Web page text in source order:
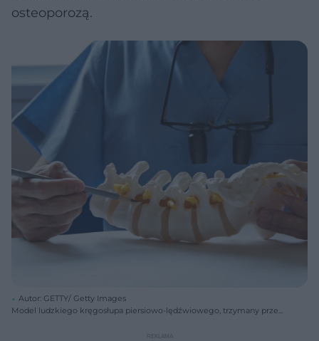
osteoporozą.
Autor: GETTY/ Getty Images
Model ludzkiego kręgosłupa piersiowo-lędźwiowego, trzymany przez
wskazuje na model, symbolizując wagę minerałów dla zdrowych